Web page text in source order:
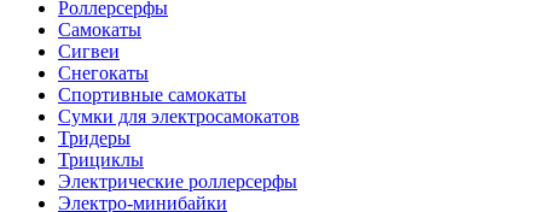
Роллерсерфы
Самокаты
Сигвеи
Снегокаты
Спортивные самокаты
Сумки для электросамокатов
Тридеры
Трициклы
Электрические роллерсерфы
Электро-минибайки